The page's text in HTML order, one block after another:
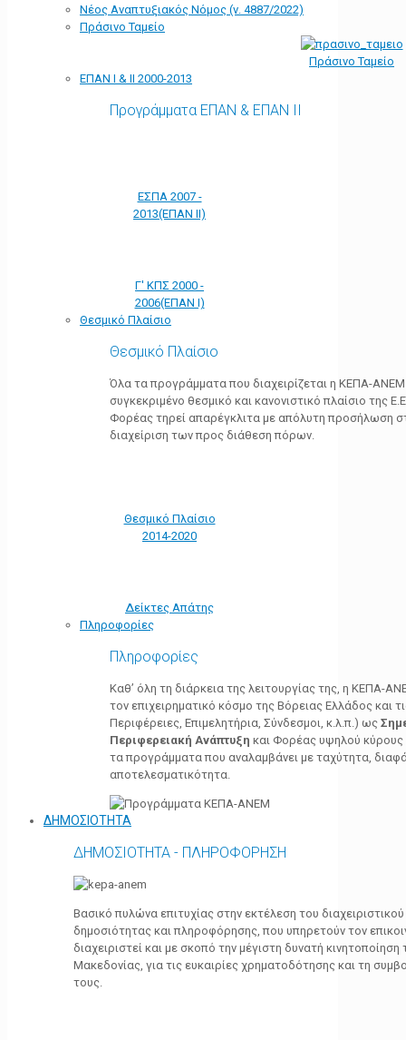
Νέος Αναπτυξιακός Νόμος (ν. 4887/2022)
Πράσινο Ταμείο
Πράσινο Ταμείο
ΕΠΑΝ Ι & ΙΙ 2000-2013
Προγράμματα ΕΠΑΝ & ΕΠΑΝ ΙΙ
ΕΣΠΑ 2007 -
2013(ΕΠΑΝ ΙΙ)
Γ' ΚΠΣ 2000 -
2006(ΕΠΑΝ Ι)
Θεσμικό Πλαίσιο
Θεσμικό Πλαίσιο
Όλα τα προγράμματα που διαχειρίζεται η ΚΕΠΑ-
συγκεκριμένο θεσμικό και κανονιστικό πλαίσιο της
Φορέας τηρεί απαρέγκλιτα με απόλυτη προσήλωση
διαχείριση των προς διάθεση πόρων.
Θεσμικό Πλαίσιο
2014-2020
Δείκτες Απάτης
Πληροφορίες
Πληροφορίες
Καθ’ όλη τη διάρκεια της λειτουργίας της, η ΚΕΠΑ-
τον επιχειρηματικό κόσμο της Βόρειας Ελλάδος και
Περιφέρειες, Επιμελητήρια, Σύνδεσμοι, κ.λ.π.) ως
Περιφερειακή Ανάπτυξη και Φορέας υψηλού κύρους
τα προγράμματα που αναλαμβάνει με ταχύτητα,
αποτελεσματικότητα.
ΔΗΜΟΣΙΟΤΗΤΑ
ΔΗΜΟΣΙΟΤΗΤΑ - ΠΛΗΡΟΦΟΡΗΣΗ
Βασικό πυλώνα επιτυχίας στην εκτέλεση του
δημοσιότητας και πληροφόρησης, που υπηρετούν τον
διαχειριστεί και με σκοπό την μέγιστη δυνατή
Μακεδονίας, για τις ευκαιρίες χρηματοδότησης και τη
τους.